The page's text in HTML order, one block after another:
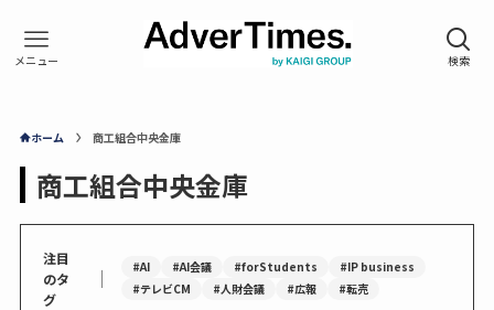
ホーム 商工組合中央金庫
商工組合中央金庫
注目
のタ
グ
｜ #AI #AI会議 #forStudents
#IP business
#テレビCM
#人財会議 #広報 #転売